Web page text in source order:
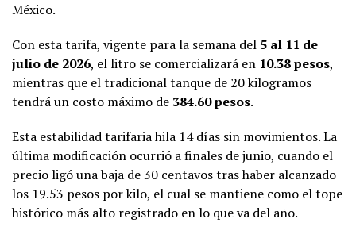
México.
Con esta tarifa, vigente para la semana del 5 al 11 de
julio de 2026, el litro se comercializará en 10.38 pesos,
mientras que el tradicional tanque de 20 kilogramos
tendrá un costo máximo de 384.60 pesos.
Esta estabilidad tarifaria hila 14 días sin movimientos. La
última modificación ocurrió a finales de junio, cuando el
precio ligó una baja de 30 centavos tras haber alcanzado
los 19.53 pesos por kilo, el cual se mantiene como el tope
histórico más alto registrado en lo que va del año.